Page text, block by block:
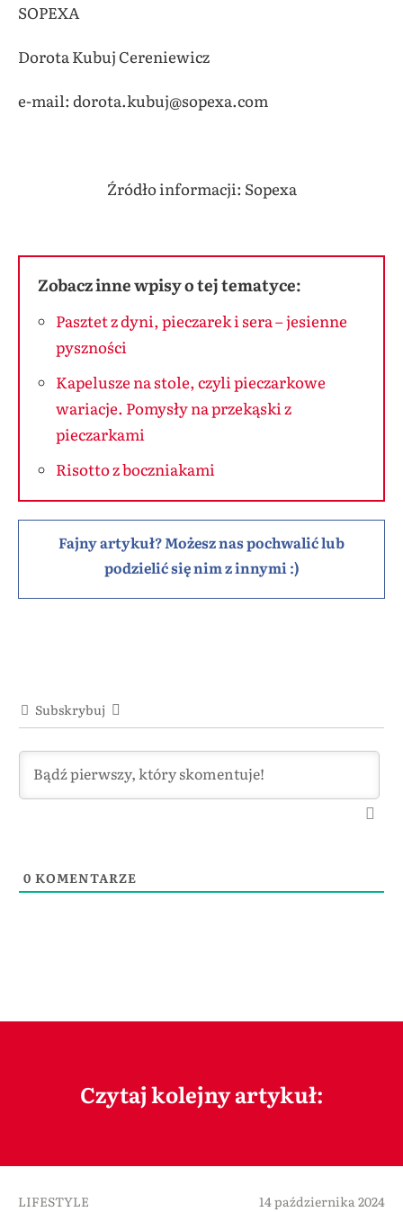
SOPEXA
Dorota Kubuj Cereniewicz
e-mail: dorota.kubuj@sopexa.com
Źródło informacji: Sopexa
Zobacz inne wpisy o tej tematyce:
Pasztet z dyni, pieczarek i sera – jesienne
pyszności
Kapelusze na stole, czyli pieczarkowe
wariacje. Pomysły na przekąski z
pieczarkami
Risotto z boczniakami
Fajny artykuł? Możesz nas pochwalić lub
podzielić się nim z innymi :)
Subskrybuj
0 KOMENTARZE
Czytaj kolejny artykuł:
LIFESTYLE 14 października 2024